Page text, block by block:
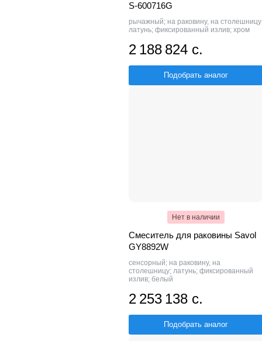
S-600716G
рычажный; на раковину, на
латунь; фиксированный излив; хром
2 188 824 с.
Подобрать аналог
Нет в наличии
Смеситель для раковины Savol
GY8892W
сенсорный; на раковину, на
столешницу; латунь; фиксированный
излив; белый
2 253 138 с.
Подобрать аналог